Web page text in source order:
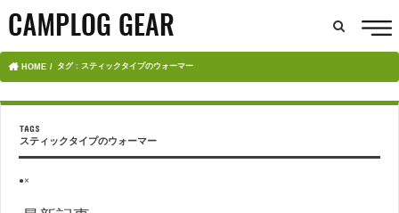
HOME タグ : スティックタイプのウォーマー
スティックタイプのウォーマー
●×